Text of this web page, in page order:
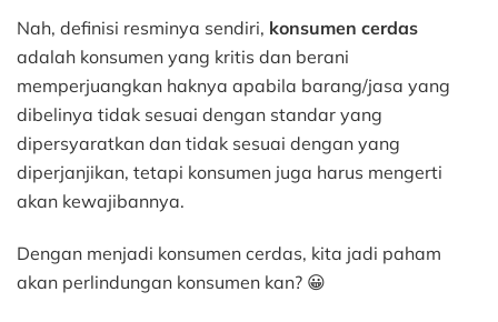
Nah, definisi resminya sendiri, konsumen cerdas
adalah konsumen yang kritis dan berani
memperjuangkan haknya apabila barang/jasa yang
dibelinya tidak sesuai dengan standar yang
dipersyaratkan dan tidak sesuai dengan yang
diperjanjikan, tetapi konsumen juga harus mengerti
akan kewajibannya.
Dengan menjadi konsumen cerdas, kita jadi paham
akan perlindungan konsumen kan? 😀